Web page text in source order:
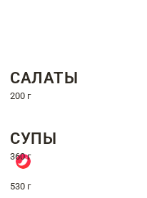
САЛАТЫ
200 г
СУПЫ
360 г
530 г